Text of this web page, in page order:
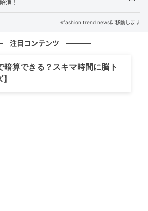
消！
※fashion trend newsに移動します
注目コンテンツ
暗算できる？スキマ時間に脳ト